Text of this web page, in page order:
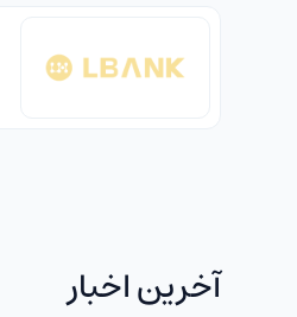
آخرین اخبار